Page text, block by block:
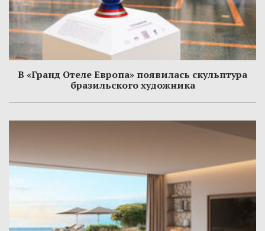
В «Гранд Отеле Европа» появилась скульптура
бразильского художника